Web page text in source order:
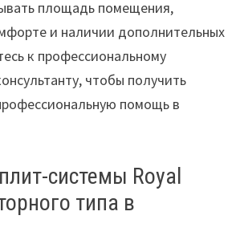
площадь помещения,
и наличии дополнительных
к профессиональному
чтобы получить
помощь в
системы Royal
типа в